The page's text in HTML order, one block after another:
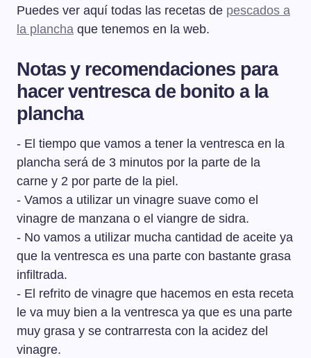
Puedes ver aquí todas las recetas de pescados a
la plancha que tenemos en la web.
Notas y recomendaciones para
hacer ventresca de bonito a la
plancha
- El tiempo que vamos a tener la ventresca en la
plancha será de 3 minutos por la parte de la
carne y 2 por parte de la piel.
- Vamos a utilizar un vinagre suave como el
vinagre de manzana o el viangre de sidra.
- No vamos a utilizar mucha cantidad de aceite ya
que la ventresca es una parte con bastante grasa
infiltrada.
- El refrito de vinagre que hacemos en esta receta
le va muy bien a la ventresca ya que es una parte
muy grasa y se contrarresta con la acidez del
vinagre.